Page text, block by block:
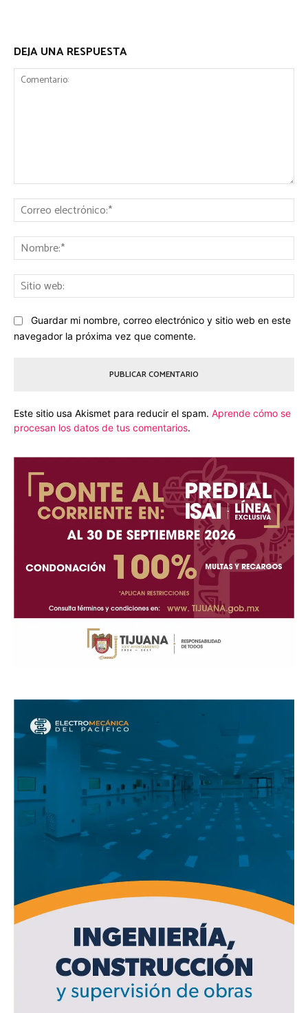
DEJA UNA RESPUESTA
Guardar mi nombre, correo electrónico y sitio web en este
navegador la próxima vez que comente.
Este sitio usa Akismet para reducir el spam. Aprende cómo se
procesan los datos de tus comentarios.